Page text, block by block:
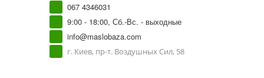
067 4346031
9:00 - 18:00, Сб.-Вс. - выходные
info@maslobaza.com
г. Киев, пр-т. Воздушных Сил, 58